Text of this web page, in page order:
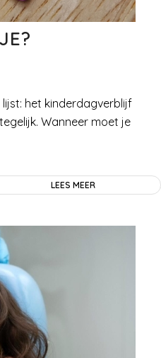
het kinderdagverblijf
Wanneer moet je
LEES MEER